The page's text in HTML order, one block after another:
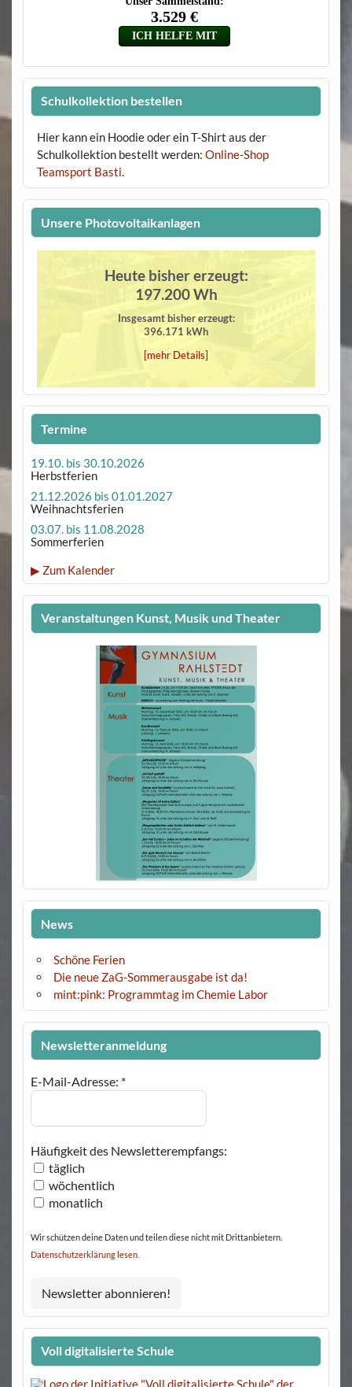
Schulkollektion bestellen
Hier kann ein Hoodie oder ein T-Shirt aus der
Schulkollektion bestellt werden: Online-Shop
Teamsport Basti.
Unsere Photovoltaikanlagen
Heute bisher erzeugt:
197.200 Wh
Insgesamt bisher erzeugt:
396.171 kWh
[mehr Details]
Termine
19.10. bis 30.10.2026
Herbstferien
21.12.2026 bis 01.01.2027
Weihnachtsferien
03.07. bis 11.08.2028
Sommerferien
▶ Zum Kalender
Veranstaltungen Kunst, Musik und Theater
News
Schöne Ferien
Die neue ZaG-Sommerausgabe ist da!
mint:pink: Programmtag im Chemie Labor
Newsletteranmeldung
E-Mail-Adresse: *
Häufigkeit des Newsletterempfangs:
täglich
wöchentlich
monatlich
Wir schützen deine Daten und teilen diese nicht mit Drittanbietern.
Datenschutzerklärung lesen.
Voll digitalisierte Schule